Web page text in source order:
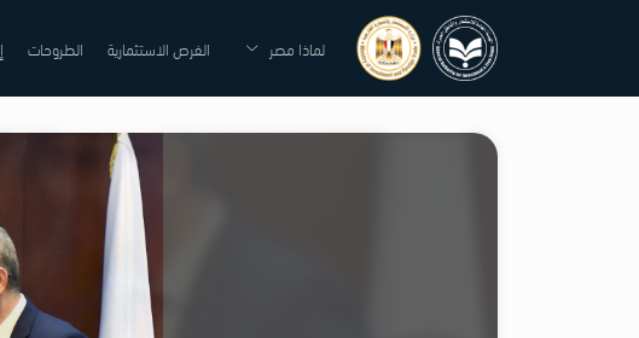
لماذا مصر الفرص الاستثمارية الطروحات